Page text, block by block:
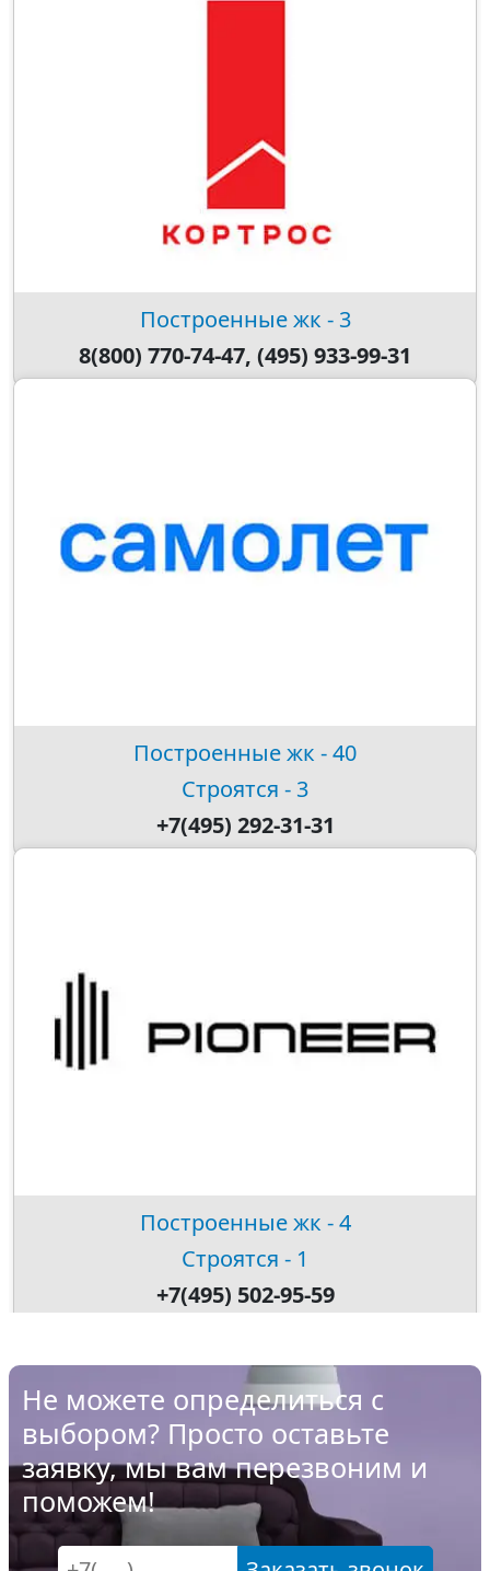
Построенные жк - 3
8(800) 770-74-47, (495) 933-99-31
Построенные жк - 40
Строятся - 3
+7(495) 292-31-31
Построенные жк - 4
Строятся - 1
+7(495) 502-95-59
Не можете определиться с
выбором? Просто оставьте
заявку, мы вам перезвоним и
поможем!